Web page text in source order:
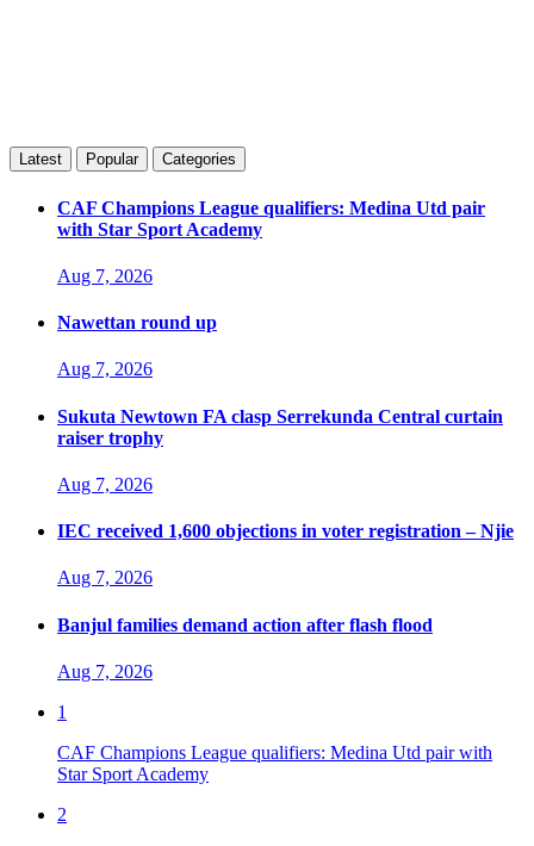
Latest Popular Categories
CAF Champions League qualifiers: Medina Utd pair
with Star Sport Academy
Aug 7, 2026
Nawettan round up
Aug 7, 2026
Sukuta Newtown FA clasp Serrekunda Central curtain
raiser trophy
Aug 7, 2026
IEC received 1,600 objections in voter registration – Njie
Aug 7, 2026
Banjul families demand action after flash flood
Aug 7, 2026
1
CAF Champions League qualifiers: Medina Utd pair with
Star Sport Academy
2